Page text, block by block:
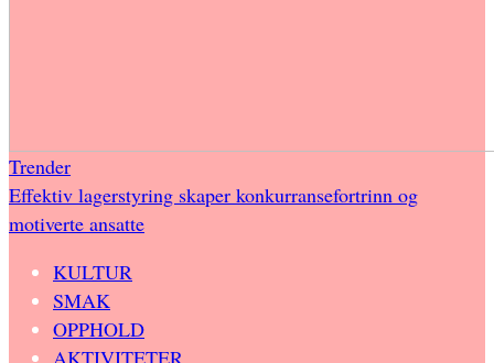
Trender
Effektiv lagerstyring skaper konkurransefortrinn og
motiverte ansatte
KULTUR
SMAK
OPPHOLD
AKTIVITETER